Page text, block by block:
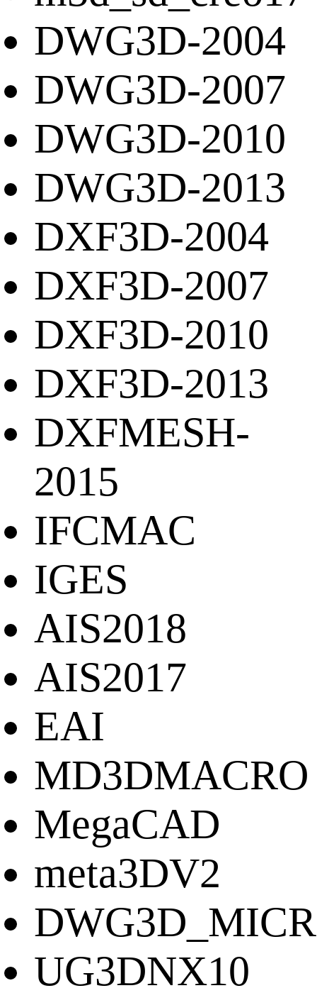
DWG3D-2004
DWG3D-2007
DWG3D-2010
DWG3D-2013
DXF3D-2004
DXF3D-2007
DXF3D-2010
DXF3D-2013
DXFMESH-
2015
IFCMAC
IGES
AIS2018
AIS2017
EAI
MD3DMACRO
MegaCAD
meta3DV2
UG3DNX10